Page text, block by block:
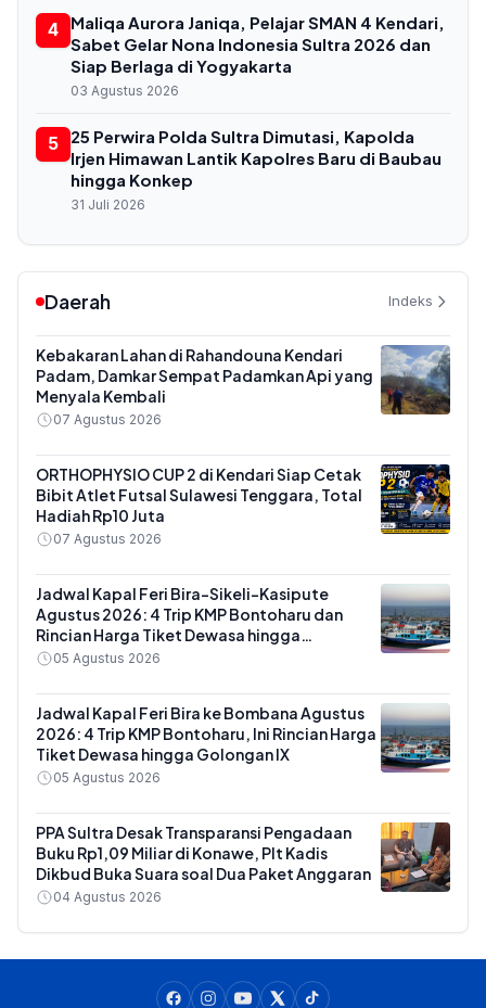
4
Maliqa Aurora Janiqa, Pelajar SMAN 4 Kendari,
Sabet Gelar Nona Indonesia Sultra 2026 dan
Siap Berlaga di Yogyakarta
03 Agustus 2026
5
25 Perwira Polda Sultra Dimutasi, Kapolda
Irjen Himawan Lantik Kapolres Baru di Baubau
hingga Konkep
31 Juli 2026
Daerah Indeks
Kebakaran Lahan di Rahandouna Kendari
Padam, Damkar Sempat Padamkan Api yang
Menyala Kembali
07 Agustus 2026
ORTHOPHYSIO CUP 2 di Kendari Siap Cetak
Bibit Atlet Futsal Sulawesi Tenggara, Total
Hadiah Rp10 Juta
07 Agustus 2026
Jadwal Kapal Feri Bira-Sikeli-Kasipute
Agustus 2026: 4 Trip KMP Bontoharu dan
Rincian Harga Tiket Dewasa hingga
Kendaraan Golongan IX
05 Agustus 2026
Jadwal Kapal Feri Bira ke Bombana Agustus
2026: 4 Trip KMP Bontoharu, Ini Rincian Harga
Tiket Dewasa hingga Golongan IX
05 Agustus 2026
PPA Sultra Desak Transparansi Pengadaan
Buku Rp1,09 Miliar di Konawe, Plt Kadis
Dikbud Buka Suara soal Dua Paket Anggaran
04 Agustus 2026